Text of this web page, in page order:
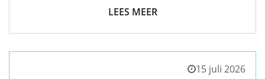
LEES MEER
15 juli 2026